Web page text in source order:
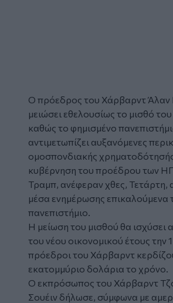
Ο πρόεδρος του ΧάρβαρντΆλαν
μειώσει εθελουσίως το μισθό
καθώς το φημισμένο
αντιμετωπίζει αυξανόμενες
ομοσπονδιακής
κυβέρνηση του προέδρου των
Τραμπ, ανέφεραν χθες, Τετάρτη,
μέσα ενημέρωσης επικαλούμενα
πανεπιστήμιο.
Η μείωση του μισθού θα ισχύσει
του νέου οικονομικού έτους την
πρόεδροι του Χάρβαρντ
εκατομμύριο δολάρια το χρόνο.
Ο εκπρόσωπος του Χάρβαρντ
Σουέιν δήλωσε, σύμφωνα με